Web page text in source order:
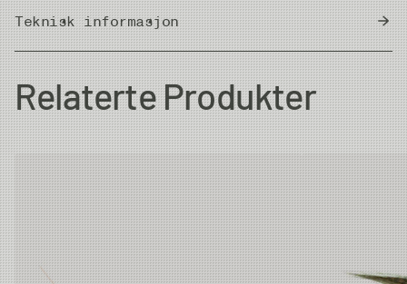
Teknisk informasjon
Country of Origin Thailand
Relaterte Produkter